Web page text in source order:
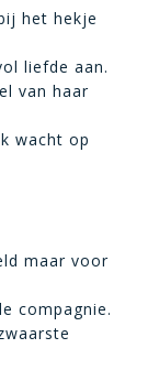
het hekje
liefde aan.
van haar
wacht op
maar voor
compagnie.